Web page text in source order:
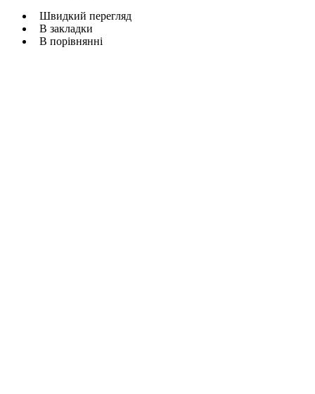
Швидкий перегляд
В закладки
В порівнянні